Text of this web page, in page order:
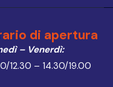
di apertura
– Venerdì:
12.30 – 14.30/19.00